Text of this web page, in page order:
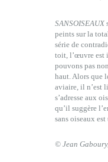
SANSOISEAUX
peints sur la
série de
toit, l’œuvre est
pouvons pas
haut. Alors que
aviaire, il n’est
s’adresse aux
qu’il suggère
sans oiseaux
© Jean